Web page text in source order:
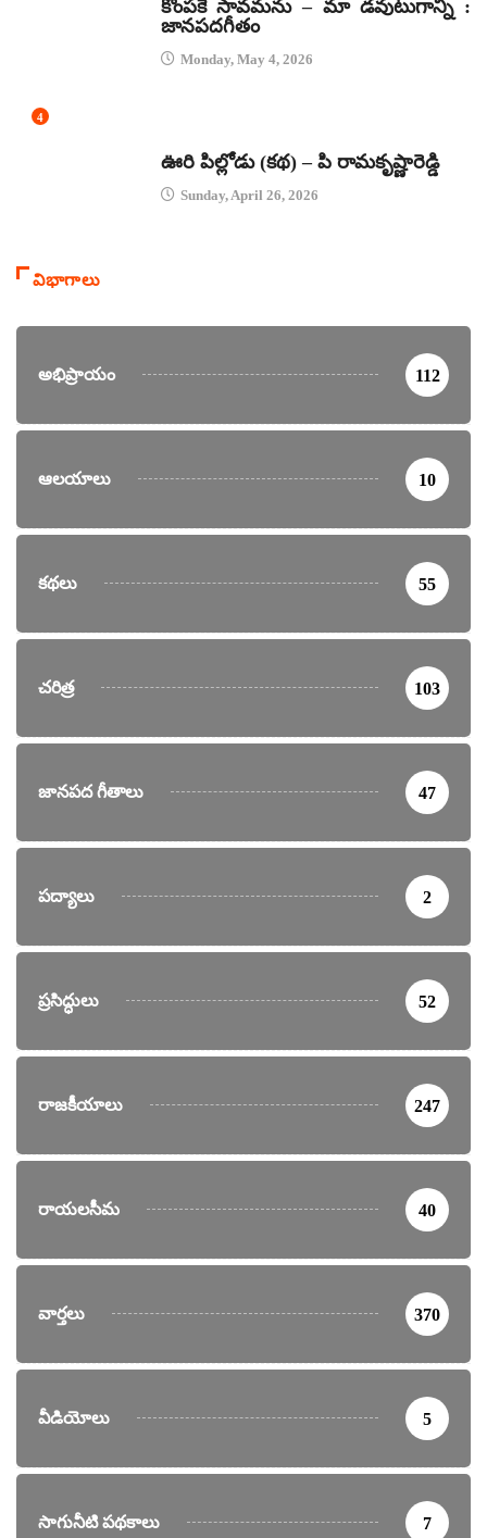
కొంపకే సావమను – మా డవుటుగాన్ని :
జానపదగీతం
Monday, May 4, 2026
4
ఊరి పిల్లోడు (కథ) – పి రామకృష్ణారెడ్డి
Sunday, April 26, 2026
విభాగాలు
అభిప్రాయం 112
ఆలయాలు 10
కథలు 55
చరిత్ర 103
జానపద గీతాలు 47
పద్యాలు 2
ప్రసిద్ధులు 52
రాజకీయాలు 247
రాయలసీమ 40
వార్తలు 370
వీడియోలు 5
సాగునీటి పథకాలు 7